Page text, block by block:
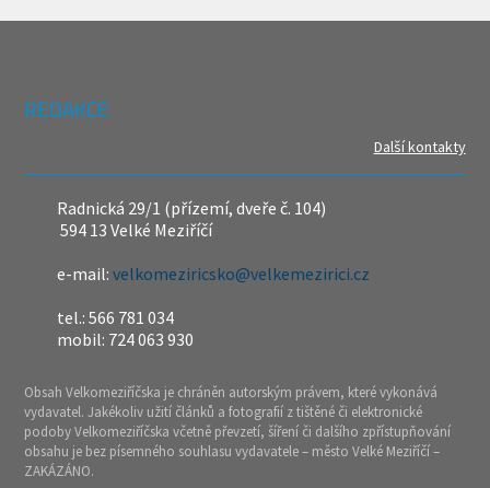
REDAKCE
Další kontakty
Radnická 29/1 (přízemí, dveře č. 104)
594 13 Velké Meziříčí
e-mail:velkomeziricsko@velkemezirici.cz
tel.: 566 781 034
mobil: 724 063 930
Obsah Velkomeziříčska je chráněn autorským právem, které vykonává
vydavatel. Jakékoliv užití článků a fotografií z tištěné či elektronické
podoby Velkomeziříčska včetně převzetí, šíření či dalšího zpřístupňování
obsahu je bez písemného souhlasu vydavatele – město Velké Meziříčí –
ZAKÁZÁNO.